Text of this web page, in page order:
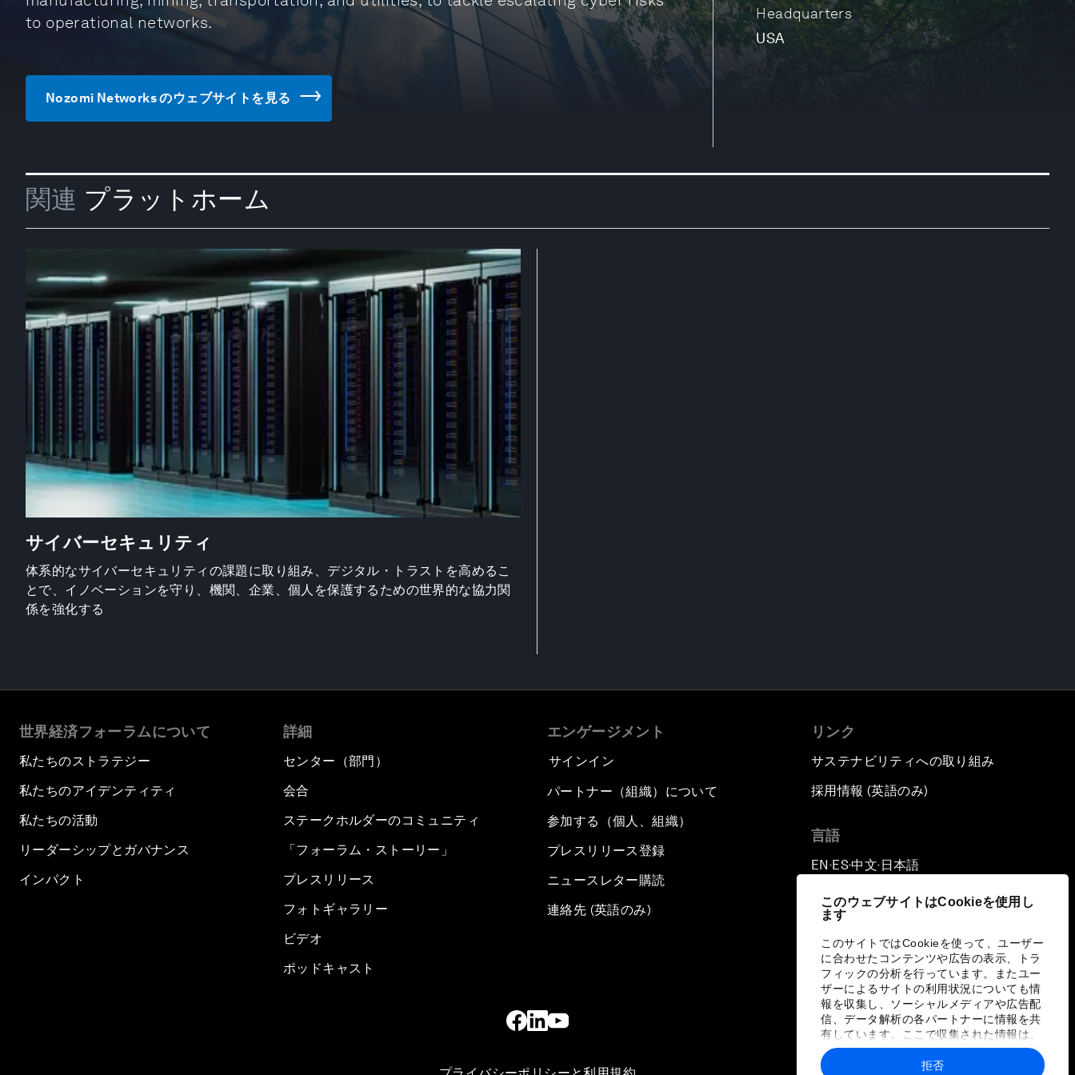
このウェブサイトはCookieを使用し
ます
このサイトではCookieを使って、ユーザー
に合わせたコンテンツや広告の表示、トラ
フィックの分析を行っています。またユー
ザーによるサイトの利用状況についても情
報を収集し、ソーシャルメディアや広告配
信、データ解析の各パートナーに情報を共
有しています。ここで収集された情報は、
ユーザーが各パートナーに提供した他の情
報や各パートナーのサービスを使用した際
拒否
Headquarters
USA
to operational networks.
Nozomi Networks のウェブサイトを見る
関連 プラットホーム
サイバーセキュリティ
体系的なサイバーセキュリティの課題に取り組み、デジタル・トラストを高めるこ
とで、イノベーションを守り、機関、企業、個人を保護するための世界的な協力関
係を強化する
世界経済フォーラムについて
私たちのストラテジー
私たちのアイデンティティ
私たちの活動
リーダーシップとガバナンス
インパクト
詳細
センター（部門）
会合
ステークホルダーのコミュニティ
「フォーラム・ストーリー」
プレスリリース
フォトギャラリー
ビデオ
ポッドキャスト
エンゲージメント
サインイン
パートナー（組織）について
参加する（個人、組織）
プレスリリース登録
ニュースレター購読
連絡先 (英語のみ)
リンク
サステナビリティへの取り組み
採用情報 (英語のみ)
言語
EN ▪ES▪中文▪ 日本語